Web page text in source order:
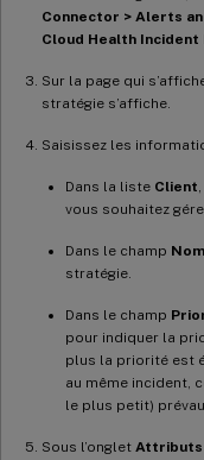
Connector > Alerts
Cloud Health Incident
Sur la page qui
stratégie s’affiche.
Saisissez les
Dans la liste Client
vous souhaitez
Dans le champ Nom
stratégie.
Dans le champ
pour indiquer la
plus la priorité est
au même incident,
le plus petit)
Sous l’onglet Attributs